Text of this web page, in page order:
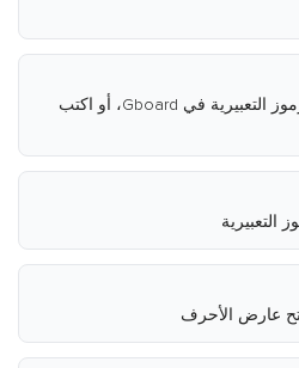
استخدم لوحة مفاتيح الرموز التعبيرية في Gboard، أو اكتب